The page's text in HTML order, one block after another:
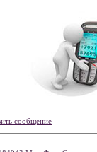
сообщение